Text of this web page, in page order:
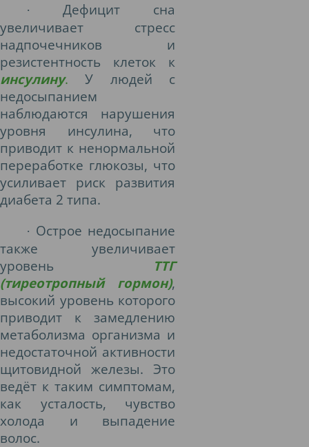
·
Дефицит сна
увеличивает стресс
надпочечников и
резистентность клеток к
инсулину.У людей с
недосыпанием
наблюдаются нарушения
уровня инсулина, что
приводит к ненормальной
переработке глюкозы, что
усиливает риск развития
диабета 2 типа.
· Острое недосыпание
также увеличивает
уровень
ТТГ
(тиреотропный гормон),
высокий уровень которого
приводит к замедлению
метаболизма организма и
недостаточной активности
щитовидной железы. Это
ведёт к таким симптомам,
как усталость, чувство
холода и выпадение
волос.